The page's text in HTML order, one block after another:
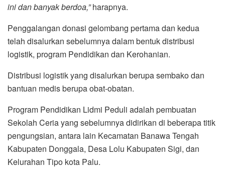
ini dan banyak berdoa,”harapnya.
Penggalangan donasi gelombang pertama dan kedua
telah disalurkan sebelumnya dalam bentuk distribusi
logistik, program Pendidikan dan Kerohanian.
Distribusi logistik yang disalurkan berupa sembako dan
bantuan medis berupa obat-obatan.
Program Pendidikan Lidmi Peduli adalah pembuatan
Sekolah Ceria yang sebelumnya didirikan di beberapa titik
pengungsian, antara lain Kecamatan Banawa Tengah
Kabupaten Donggala, Desa Lolu Kabupaten Sigi, dan
Kelurahan Tipo kota Palu.